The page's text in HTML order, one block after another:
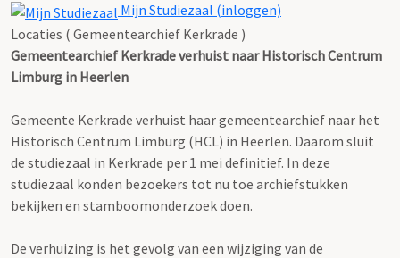
Mijn Studiezaal (inloggen)
Locaties ( Gemeentearchief Kerkrade )
Gemeentearchief Kerkrade verhuist naar Historisch Centrum
Limburg in Heerlen
Gemeente Kerkrade verhuist haar gemeentearchief naar het
Historisch Centrum Limburg (HCL) in Heerlen. Daarom sluit
de studiezaal in Kerkrade per 1 mei definitief. In deze
studiezaal konden bezoekers tot nu toe archiefstukken
bekijken en stamboomonderzoek doen.
De verhuizing is het gevolg van een wijziging van de